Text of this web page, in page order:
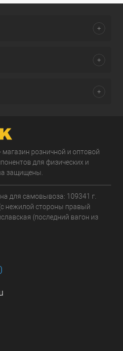
розничной и оптовой
для физических и
защищены.
для самовывоза: 109341 г.
нежилой стороны правый
(последний вагон из